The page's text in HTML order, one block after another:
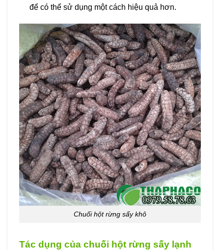
để có thể sử dụng một cách hiệu quả hơn.
Chuối hột rừng sấy khô
Tác dụng của chuối hột rừng sấy lạnh